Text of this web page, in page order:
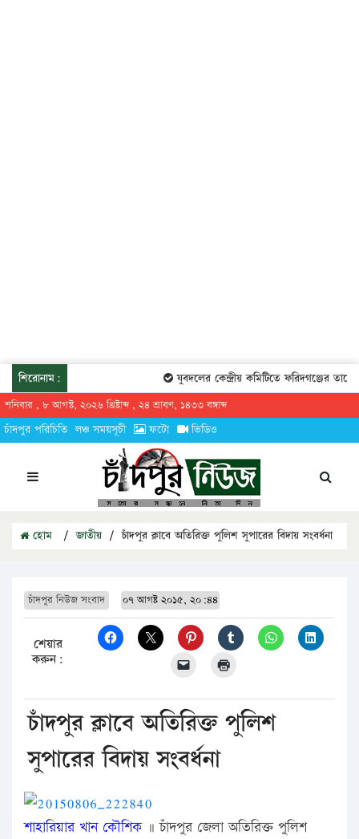
শিরোনাম: যুবদলের কেন্দ্রীয় কমিটিতে ফরিদগঞ্জের তারেকুর
শনিবার , ৮ আগস্ট, ২০২৬ খ্রিষ্টাব্দ , ২৪ শ্রাবণ, ১৪৩৩ বঙ্গাব্দ
চাঁদপুর পরিচিতি লঞ্চ সময়সূচী ফটো ভিডিও
হোম / জাতীয় / চাঁদপুর ক্লাবে অতিরিক্ত পুলিশ সুপারের বিদায় সংবর্ধনা
চাঁদপুর নিউজ সংবাদ ০৭ আগষ্ট ২০১৫, ২০:৪৪
শেয়ার
করুন:
চাঁদপুর ক্লাবে অতিরিক্ত পুলিশ
সুপারের বিদায় সংবর্ধনা
শাহারিয়ার খান কৌশিক॥ চাঁদপুর জেলা অতিরিক্ত পুলিশ